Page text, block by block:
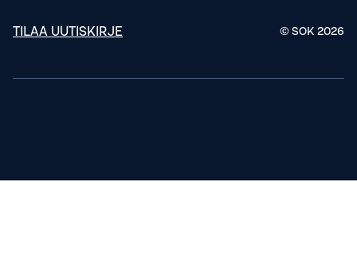
TILAA UUTISKIRJE © SOK 2026